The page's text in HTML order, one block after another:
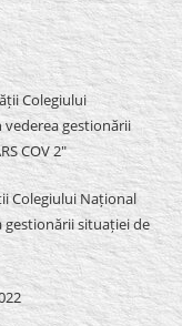
Colegiului
vederea gestionării
COV 2″
Colegiului Național
gestionării situației de